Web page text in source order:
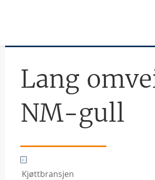
Lang
NM-gull
Kjøttbransjen